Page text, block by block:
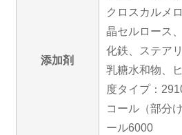
添加剤
クロスカルメ
晶セルロース
化鉄、ステア
乳糖水和物、
度タイプ：
コール（部分
ール6000